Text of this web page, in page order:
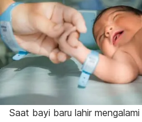
Saat bayi baru lahir